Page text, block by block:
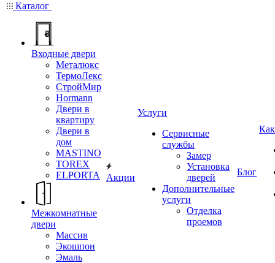
Каталог
Входные двери
Металюкс
ТермоЛекс
СтройМир
Hormann
Двери в
квартиру
Двери в
дом
MASTINO
TOREX
ELPORTA
Межкомнатные
двери
Массив
Экошпон
Эмаль
Акции
Услуги
Сервисные
службы
Замер
Установка
дверей
Дополнительные
услуги
Отделка
проемов
Блог